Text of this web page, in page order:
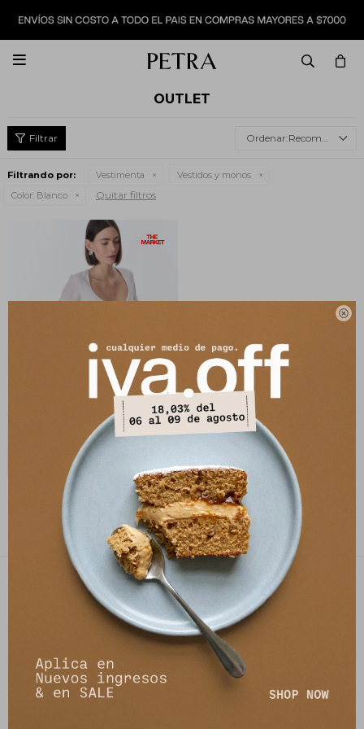


OUTLET
Recomendados
Filtrando por: Vestimenta
Vestidos y monos
Color: Blanco Quitar filtros
Vestido Tropical - Blanco
PETRA STORE
27141061 - 099 747 832
21 de setiembre 2895, Montevideo
shop@petrastore.com.uy
De lunes a sábados de 11 a 20hs